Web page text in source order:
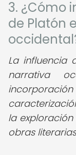
3. ¿Cómo
de Platón
La influencia
narrativa
la
obras